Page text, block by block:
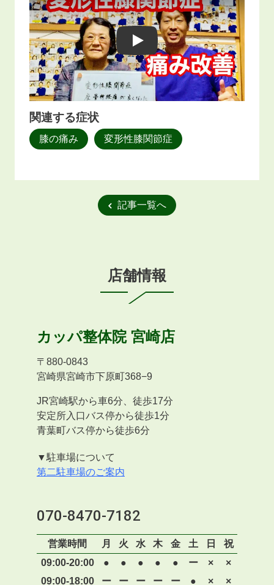
Play
関連する症状
膝の痛み 変形性膝関節症
記事一覧へ
店舗情報
カッパ整体院 宮崎店
〒 880-0843
宮崎県宮崎市下原町368−9
JR宮崎駅から車6分、徒歩17分
安定所入口バス停から徒歩1分
青葉町バス停から徒歩6分
▼駐車場について
第二駐車場のご案内
070-8470-7182
営業時間 月 火 水 木 金 土 日
祝
09:00-20:00
● ● ● ● ● ー ×
×
09:00-18:00
ー ー ー ー ー ● × ×